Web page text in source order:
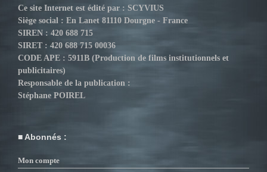
Ce site Internet est édité par : SCYVIUS
Siège social : En Lanet 81110 Dourgne - France
SIREN : 420 688 715
SIRET : 420 688 715 00036
CODE APE : 5911B (Production de films institutionnels et
publicitaires)
Responsable de la publication :
Stéphane POIREL
Abonnés :
Mon compte